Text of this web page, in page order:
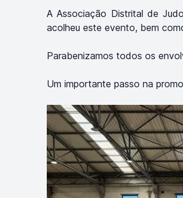
A Associação Distrital de
acolheu este evento, bem
Parabenizamos todos os
Um importante passo na